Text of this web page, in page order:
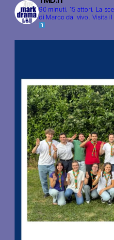
90 minuti. 15 attori. La
di Marco dal vivo. Visita